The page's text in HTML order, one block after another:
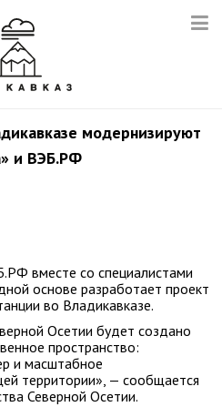
модернизируют
и ВЭБ.РФ
вместе со специалистами
основе разработает проект
во Владикавказе.
Осетии будет создано
пространство:
и масштабное
территории», — сообщается
Северной Осетии.